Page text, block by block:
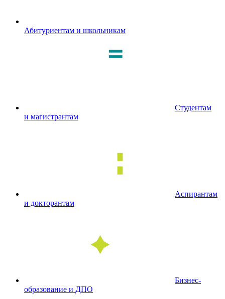
Абитуриентам и школьникам
Студентам
и магистрантам
Аспирантам
и докторантам
Бизнес-
образование и ДПО